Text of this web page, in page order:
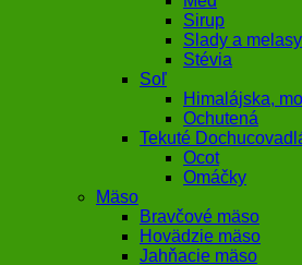
Sirup
Slady a melasy
Stévia
Soľ
Himalájska,
Ochutená
Tekuté
Ocot
Omáčky
Mäso
Bravčové mäso
Hovädzie mäso
Jahňacie mäso